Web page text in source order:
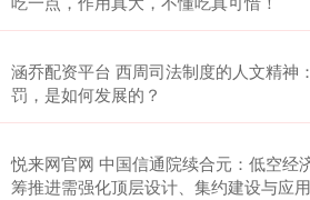
涵乔配资平台 西周司法制度的人文精神
罚，是如何发展的？
悦来网官网 中国信通院续合元：低空经
筹推进需强化顶层设计、集约建设与应